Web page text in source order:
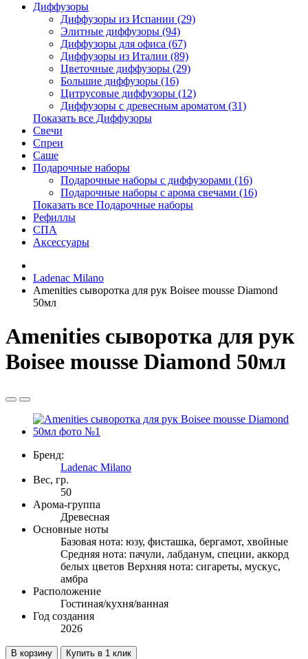
Диффузоры
Диффузоры из Испании (29)
Элитные диффузоры (94)
Диффузоры для офиса (67)
Диффузоры из Италии (89)
Цветочные диффузоры (29)
Большие диффузоры (16)
Цитрусовые диффузоры (12)
Диффузоры с древесным ароматом (31)
Показать все Диффузоры
Свечи
Спреи
Саше
Подарочные наборы
Подарочные наборы с диффузорами (16)
Подарочные наборы с арома свечами (16)
Показать все Подарочные наборы
Рефиллы
СПА
Аксессуары
Ladenac Milano
Amenities сыворотка для рук Boisee mousse Diamond
50мл
Amenities сыворотка для рук
Boisee mousse Diamond 50мл
Бренд:
Ladenac Milano
Вес, гр.
50
Арома-группа
Древесная
Основные ноты
Базовая нота: юзу, фисташка, бергамот, хвойные
Средняя нота: пачули, лабданум, специи, аккорд
белых цветов Верхняя нота: сигареты, мускус,
амбра
Расположение
Гостиная/кухня/ванная
Год создания
2026
В корзину Купить в 1 клик